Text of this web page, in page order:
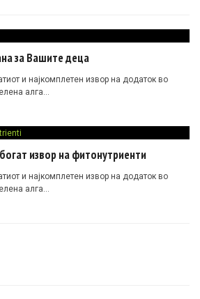
за Вашите деца
и најкомплетен извор на додаток во
алга…
извор на фитонутриенти
и најкомплетен извор на додаток во
алга…